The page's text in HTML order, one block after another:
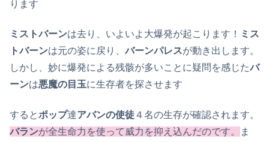
ります
ミストバーンは去り、いよいよ大爆発が起こります！ ミス
トバーンは元の姿に戻り、バーンパレスが動き出します。
しかし、妙に爆発による残骸が多いことに疑問を感じたバ
ーンは悪魔の目玉に生存者を探させます
するとポップ達アバンの使徒４名の生存が確認されます。
バランが全生命力を使って威力を抑え込んだのです。
ま